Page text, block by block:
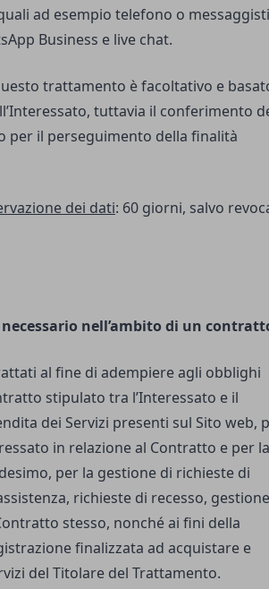
ad esempio telefono o
Business e live chat.
trattamento è facoltativo e
tuttavia il conferimento
per il perseguimento della finalità
dei dati: 60 giorni, salvo
nell’ambito di un
al fine di adempiere agli obblighi
stipulato tra l’Interessato e il
dei Servizi presenti sul Sito web,
in relazione al Contratto e per la
per la gestione di richieste di
richieste di recesso,
stesso, nonché ai fini della
finalizzata ad acquistare e
del Titolare del Trattamento.